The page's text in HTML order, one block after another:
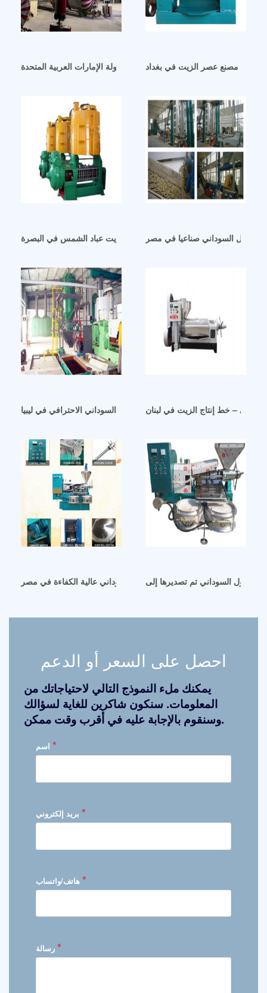
مواصفات زيت الفول السوداني في دولة الإمارات العربية المتحدة
مصنع عصر الزيت في بغداد
طرد آلة عصر زيت عباد الشمس في البصرةالفول السوداني صناعيا في مصر
سعر المصنع لاستخراج زيت الفول السوداني الاحترافي في ليبيا
دبي – خط إنتاج الزيت في لبنان
آلة عصر زيت بذور الفول السوداني عالية الكفاءة في مصر
احصل على السعر أو الدعم
يمكنك ملء النموذج التالي لاحتياجاتك من
المعلومات. سنكون شاكرين للغاية لسؤالك
وسنقوم بالإجابة عليه في أقرب وقت ممكن.
*
*
*
*